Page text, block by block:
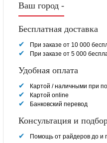
Ваш город -
Бесплатная доставка
При заказе от 10 000
При заказе от 5 000
Удобная оплата
Картой / наличными при
Картой online
Банковский перевод
Консультация и
Помощь от райдеров до и